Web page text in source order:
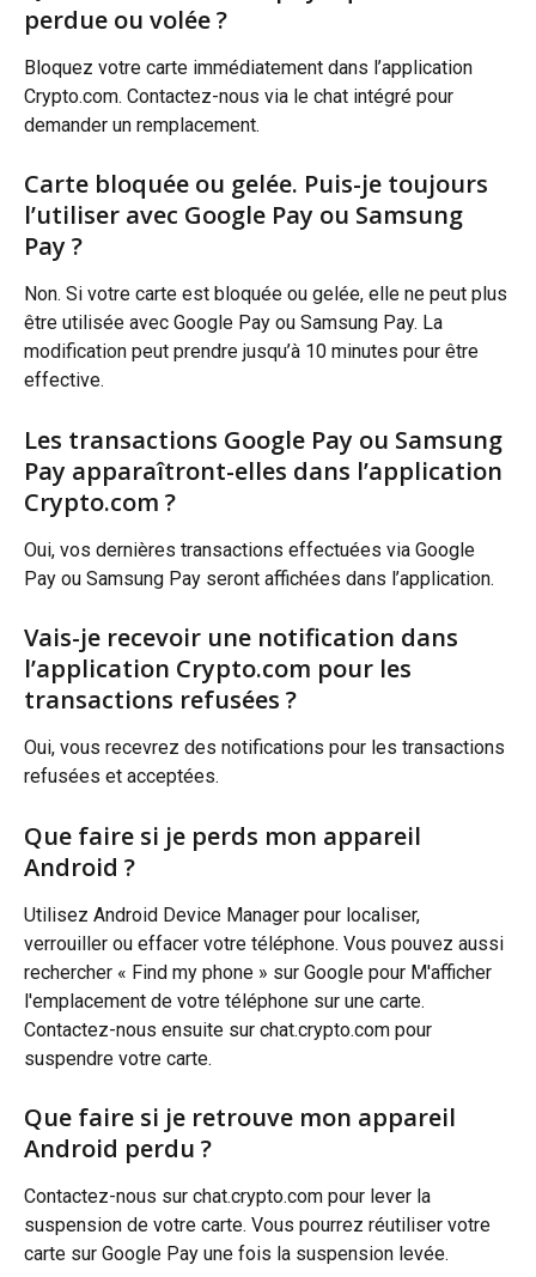
perdue ou volée ?
Bloquez votre carte immédiatement dans l’application
Crypto.com. Contactez-nous via le chat intégré pour
demander un remplacement.
Carte bloquée ou gelée. Puis-je toujours
l’utiliser avec Google Pay ou Samsung
Pay ?
Non. Si votre carte est bloquée ou gelée, elle ne peut plus
être utilisée avec Google Pay ou Samsung Pay. La
modification peut prendre jusqu’à 10 minutes pour être
effective.
Les transactions Google Pay ou Samsung
Pay apparaîtront-elles dans l’application
Crypto.com ?
Oui, vos dernières transactions effectuées via Google
Pay ou Samsung Pay seront affichées dans l’application.
Vais-je recevoir une notification dans
l’application Crypto.com pour les
transactions refusées ?
Oui, vous recevrez des notifications pour les transactions
refusées et acceptées.
Que faire si je perds mon appareil
Android ?
Utilisez Android Device Manager pour localiser,
verrouiller ou effacer votre téléphone. Vous pouvez aussi
rechercher « Find my phone » sur Google pour M'afficher
l'emplacement de votre téléphone sur une carte.
Contactez-nous ensuite sur chat.crypto.com pour
suspendre votre carte.
Que faire si je retrouve mon appareil
Android perdu ?
Contactez-nous sur chat.crypto.com pour lever la
suspension de votre carte. Vous pourrez réutiliser votre
carte sur Google Pay une fois la suspension levée.